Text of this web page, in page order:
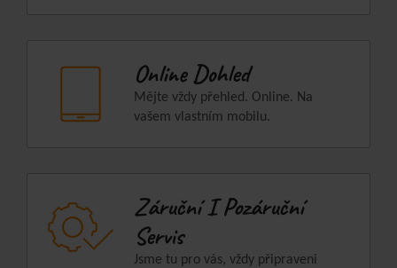
Online Dohled
Mějte vždy přehled. Online. Na
vašem vlastním mobilu.
Záruční I Pozáruční
Servis
Jsme tu pro vás, vždy připraveni